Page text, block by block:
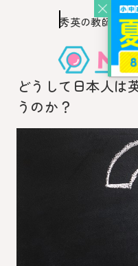
このペ
秀英
秀英の教師から
どうして日本人は
うのか？